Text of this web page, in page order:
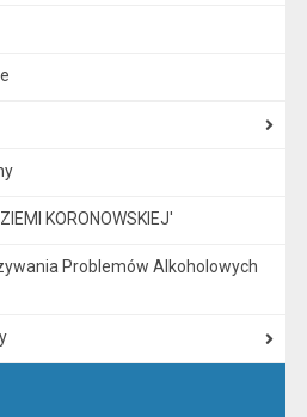
KORONOWSKIEJ'
Problemów Alkoholowych